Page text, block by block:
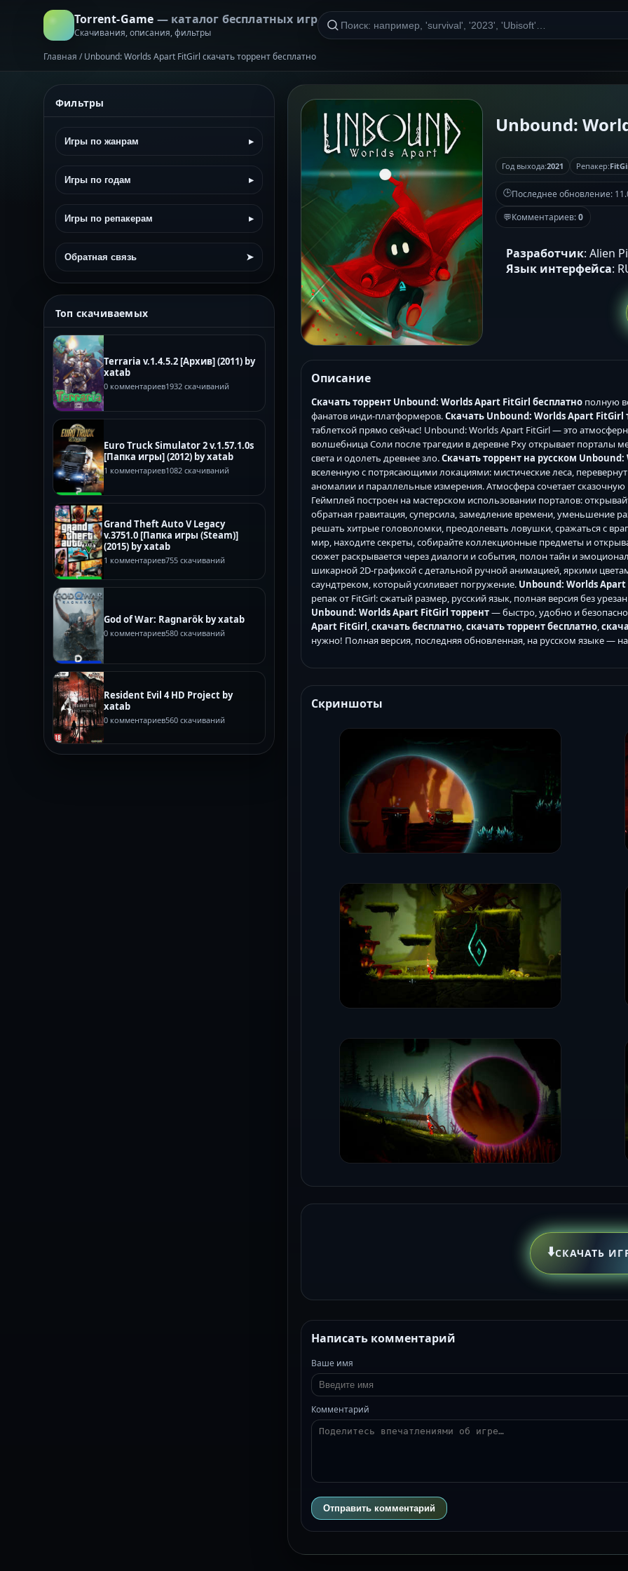
Torrent-Game — каталог бесплатных игр
Скачивания, описания, фильтры
Главная / Unbound: Worlds Apart FitGirl скачать торрент бесплатно
Фильтры
Игры по жанрам ▸
Игры по годам ▸
Игры по репакерам ▸
Обратная связь ➤
Топ скачиваемых
Terraria v.1.4.5.2 [Архив] (2011) by
xatab
0 комментариев1932 скачиваний
Euro Truck Simulator 2 v.1.57.1.0s
[Папка игры] (2012) by xatab
1 комментариев1082 скачиваний
Grand Theft Auto V Legacy
v.3751.0 [Папка игры (Steam)]
(2015) by xatab
1 комментариев755 скачиваний
God of War: Ragnarök by xatab
0 комментариев580 скачиваний
Resident Evil 4 HD Project by
xatab
0 комментариев560 скачиваний
Unbound:
Год выхода:2021 Репакер:
🕒Последнее обновление:
💬Комментариев:0
Разработчик: Alien
Язык интерфейса:
Описание
Скачать торрент Unbound: Worlds Apart FitGirl бесплатно полную
фанатов инди-платформеров.Скачать Unbound: Worlds Apart FitGirl
таблеткой прямо сейчас! Unbound: Worlds Apart FitGirl — это
волшебница Соли после трагедии в деревне Рху открывает
света и одолеть древнее зло.Скачать торрент на русском
вселенную с потрясающими локациями: мистические леса,
аномалии и параллельные измерения. Атмосфера сочетает
Геймплей построен на мастерском использовании порталов:
обратная гравитация, суперсила, замедление времени, уменьшение
решать хитрые головоломки, преодолевать ловушки, сражаться с
мир, находите секреты, собирайте коллекционные предметы и
сюжет раскрывается через диалоги и события, полон тайн и
шикарной 2D-графикой с детальной ручной анимацией, яркими
саундтреком, который усиливает погружение. Unbound: Worlds
репак от FitGirl: сжатый размер, русский язык, полная версия без
Unbound: Worlds Apart FitGirl торрент— быстро, удобно и
Apart FitGirl,скачать бесплатно,скачать торрент бесплатно,
нужно! Полная версия, последняя обновленная, на русском языке —
Скриншоты
⬇️СКАЧАТЬ
Написать комментарий
Ваше имя
Комментарий
Отправить комментарий